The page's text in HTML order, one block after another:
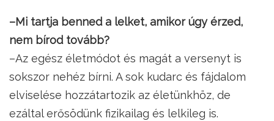
–Mi tartja benned a lelket, amikor úgy érzed,
nem bírod tovább?
–Az egész életmódot és magát a versenyt is
sokszor nehéz bírni. A sok kudarc és fájdalom
elviselése hozzátartozik az életünkhöz, de
ezáltal erősödünk fizikailag és lelkileg is.